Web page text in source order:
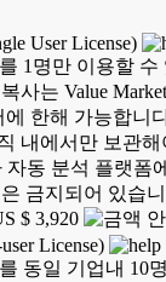
User License)
1명만 이용할
사는 Value
한해 가능합니
내에서만 보관
동 분석 플랫폼
금지되어 있습
$ 3,920
License)
동일 기업내 10